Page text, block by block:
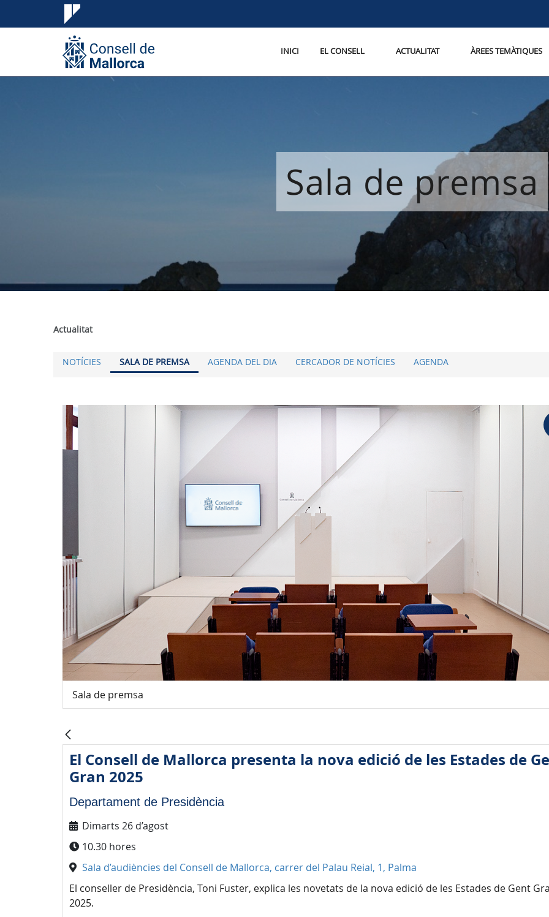
INICI EL CONSELL ACTUALITAT ÀREES TEMÀTIQUES
Sala de premsa
Actualitat
NOTÍCIES SALA DE PREMSA AGENDA DEL DIA CERCADOR DE NOTÍCIES AGENDA
Sala de premsa
El Consell de Mallorca presenta la nova edició de les Estades de
Gran 2025
Departament de Presidència
Dimarts 26 d’agost
10.30 hores
Sala d’audiències del Consell de Mallorca, carrer del Palau Reial, 1, Palma
El conseller de Presidència, Toni Fuster, explica les novetats de la nova edició de les Estades de Gent
2025.